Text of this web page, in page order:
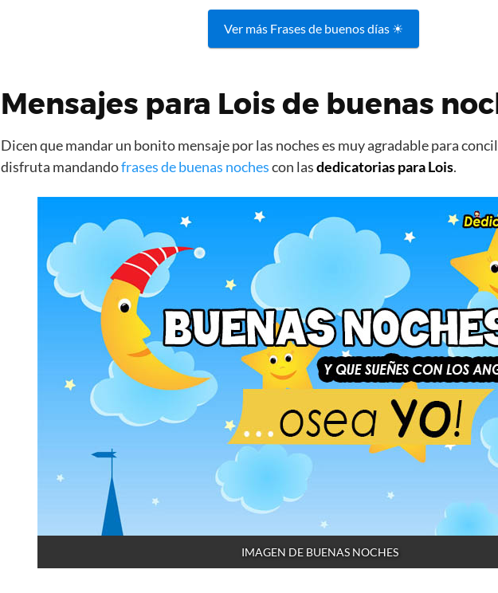
Ver más Frases de buenos días ☀
Mensajes para Lois de buenas
Dicen que mandar un bonito mensaje por las noches es muy agradable para
disfruta mandandofrases de buenas nochescon lasdedicatorias para Lois.
IMAGEN DE BUENAS NOCHES